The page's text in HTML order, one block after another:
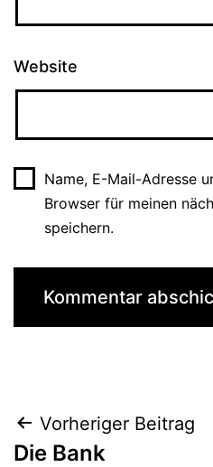
Website
Name, E-Mail-Adresse
Browser für meinen
speichern.
Vorheriger Beitrag
Die Bank